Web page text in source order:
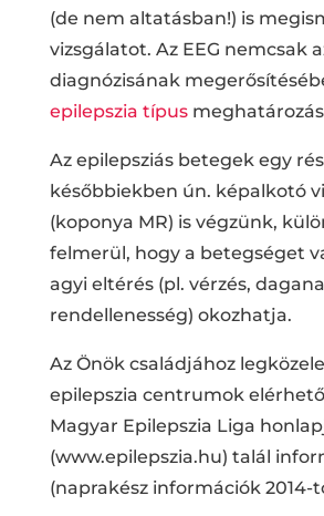
(de nem altatásban!) is
vizsgálatot. Az EEG nemcsak
diagnózisának
epilepszia típus
Az epilepsziás betegek egy
későbbiekben ún. képalkotó
(koponya MR) is végzünk,
felmerül, hogy a betegséget
agyi eltérés (pl. vérzés,
rendellenesség) okozhatja.
Az Önök családjához
epilepszia centrumok
Magyar Epilepszia Liga
(www.epilepszia.hu) talál
(naprakész információk 2014-